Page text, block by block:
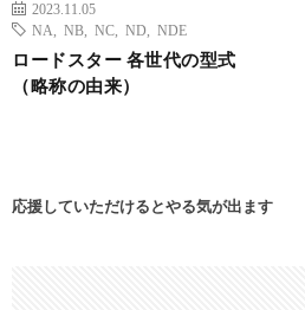
2023.11.05
NA
NB NC ND NDE
ロードスター 各世代の型式
（略称の由来）
応援していただけるとやる気が出ます